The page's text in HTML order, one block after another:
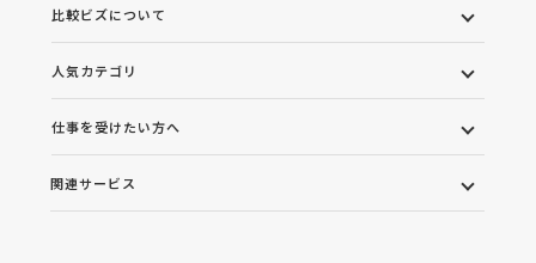
比較ビズについて
人気カテゴリ
仕事を受けたい方へ
関連サービス